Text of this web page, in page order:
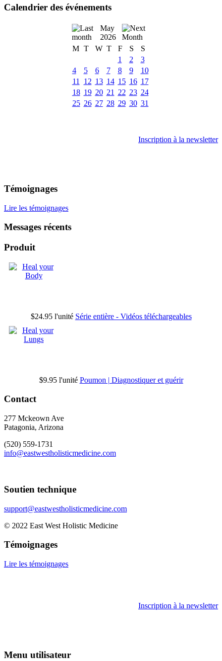
Calendrier des événements
May
2026
M T W T F S
S
1
2
3
4
5 6 7 8 9
10
11
12 13 14 15 16 17
18 19 20 21 22 23 24
25 26 27 28 29 30 31
Inscription à la newsletter
Témoignages
Lire les témoignages
Messages récents
Produit
$24.95 l'unité Série entière - Vidéos téléchargeables
$9.95 l'unité Poumon | Diagnostiquer et guérir
Contact
277 Mckeown Ave
Patagonia, Arizona
(520) 559-1731
info@eastwestholisticmedicine.com
Soutien technique
support@eastwestholisticmedicine.com
© 2022 East West Holistic Medicine
Témoignages
Lire les témoignages
Inscription à la newsletter
Menu utilisateur